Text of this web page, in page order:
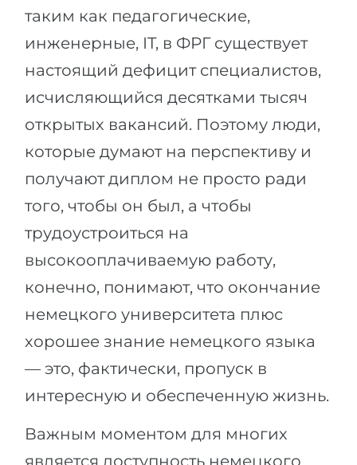
Наши студенты успешно поступают
КОНСУЛЬТАЦИЯ!
Беларусь
Другая страна
ЗАПИСАТЬСЯ НА КОНСУЛЬТАЦИЮ
таким как педагогические,
инженерные, IT, в ФРГ существует
настоящий дефицит специалистов,
исчисляющийся десятками тысяч
открытых вакансий. Поэтому люди,
которые думают на перспективу и
получают диплом не просто ради
того, чтобы он был, а чтобы
трудоустроиться на
высокооплачиваемую работу,
конечно, понимают, что окончание
немецкого университета плюс
хорошее знание немецкого языка
— это, фактически, пропуск в
интересную и обеспеченную жизнь.
Важным моментом для многих
является доступность немецкого